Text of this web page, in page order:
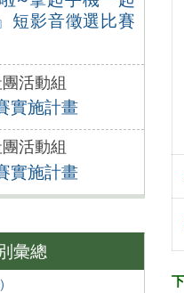
短影音徵選比賽
活動組
實施計畫
活動組
實施計畫
彙總